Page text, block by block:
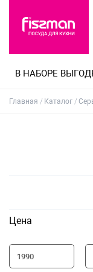
В НАБОРЕ
Главная Каталог
Цена